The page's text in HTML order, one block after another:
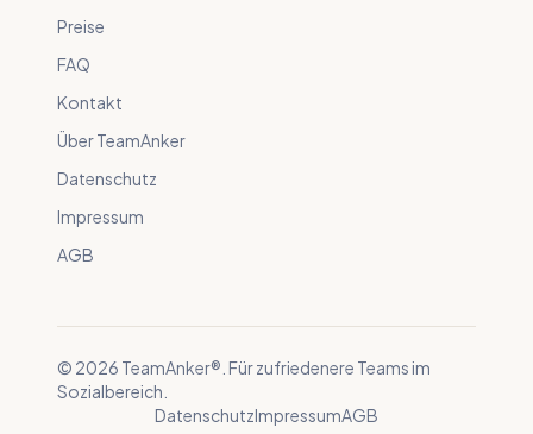
Preise
FAQ
Kontakt
Über TeamAnker
Datenschutz
Impressum
AGB
© 2026 TeamAnker®. Für zufriedenere Teams im
Sozialbereich.
DatenschutzImpressumAGB